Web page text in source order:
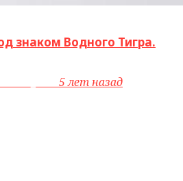
знаком Водного Тигра.
5 лет назад